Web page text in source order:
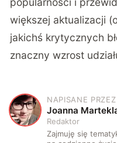
większej aktualizacji
jakichś krytycznych
znaczny wzrost
J
NAPISANE PRZEZ
Joanna
Redaktor
Zajmuję się